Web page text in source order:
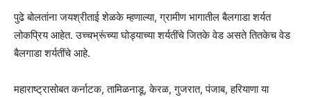
पुढे बोलतांना जयश्रीताई शेळके म्हणाल्या, ग्रामीण भागातील बैलगाडा शर्यत
लोकप्रिय आहेत. उच्चभ्रूंच्या घोड्याच्या शर्यतींचे जितके वेड असते तितकेच वेड
बैलगाडा शर्यतींचे आहे.
महाराष्ट्रासोबत कर्नाटक, तामिळनाडू, केरळ, गुजरात, पंजाब, हरियाणा या